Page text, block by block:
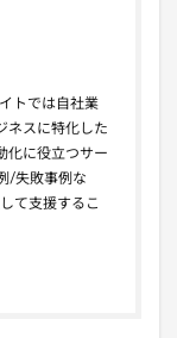
トでは自社業
ネスに特化した
化に役立つサー
/失敗事例な
て支援するこ